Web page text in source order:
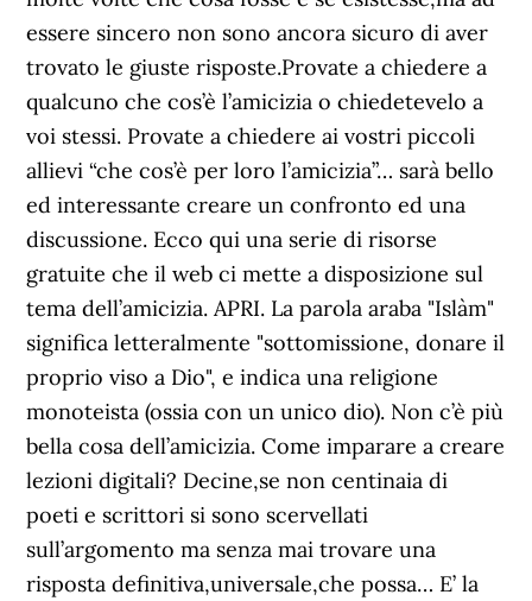
essere sincero non sono ancora sicuro di aver
trovato le giuste risposte.Provate a chiedere a
qualcuno che cos’è l’amicizia o chiedetevelo a
voi stessi. Provate a chiedere ai vostri piccoli
allievi “che cos’è per loro l’amicizia”… sarà bello
ed interessante creare un confronto ed una
discussione. Ecco qui una serie di risorse
gratuite che il web ci mette a disposizione sul
tema dell’amicizia. APRI. La parola araba "Islàm"
significa letteralmente "sottomissione, donare il
proprio viso a Dio", e indica una religione
monoteista (ossia con un unico dio). Non c’è più
bella cosa dell’amicizia. Come imparare a creare
lezioni digitali? Decine,se non centinaia di
poeti e scrittori si sono scervellati
sull’argomento ma senza mai trovare una
risposta definitiva,universale,che possa… E’ la